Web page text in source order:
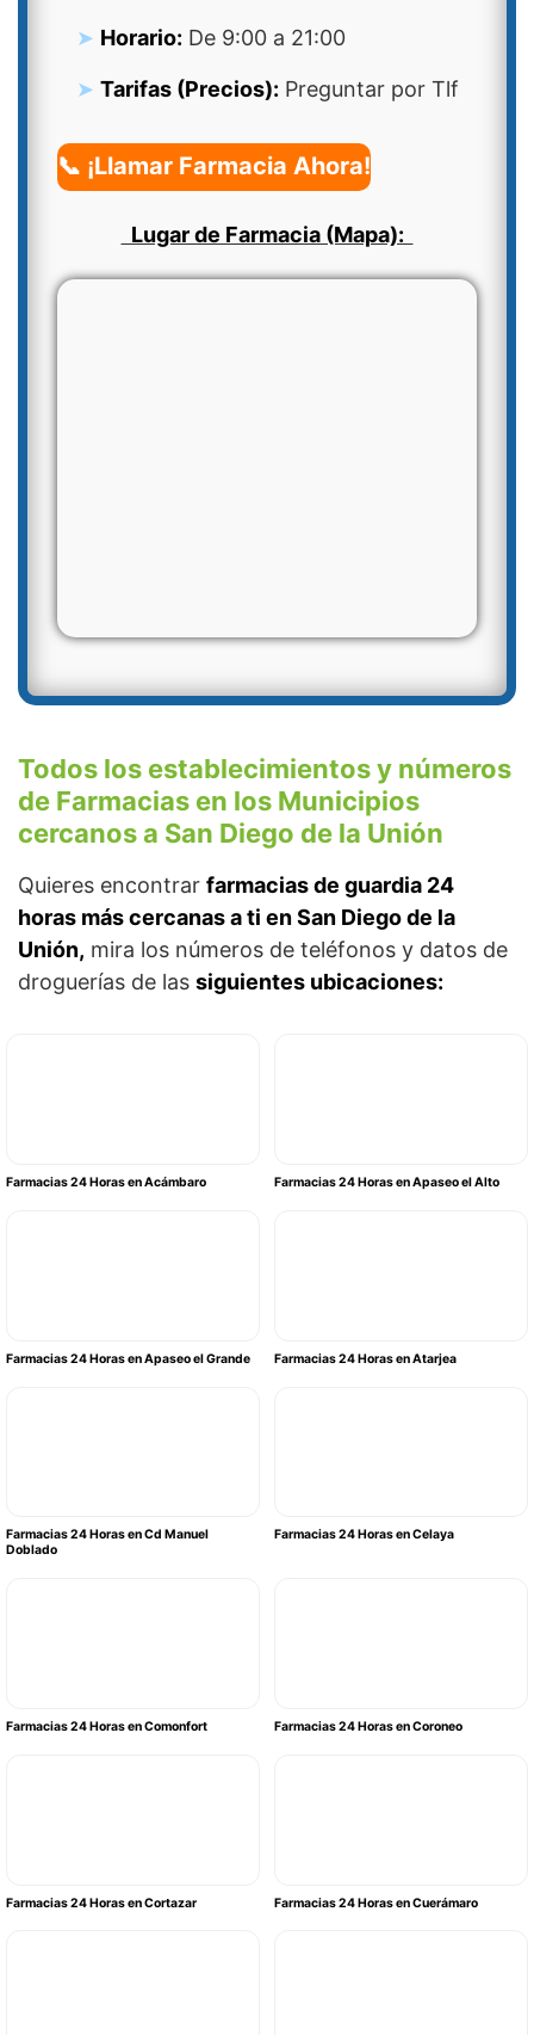
Horario: De 9:00 a 21:00
Tarifas (Precios): Preguntar por Tlf
📞 ¡Llamar Farmacia Ahora!
Lugar de Farmacia (Mapa):
Todos los establecimientos y números
de Farmacias en los Municipios
cercanos a San Diego de la Unión
Quieres encontrar farmacias de guardia 24
horas más cercanas a ti en San Diego de la
Unión, mira los números de teléfonos y datos de
droguerías de las siguientes ubicaciones:
Farmacias 24 Horas en Acámbaro Farmacias 24 Horas en Apaseo el Alto
Farmacias 24 Horas en Apaseo el Grande Farmacias 24 Horas en Atarjea
Farmacias 24 Horas en Cd Manuel
Doblado
Farmacias 24 Horas en Celaya
Farmacias 24 Horas en Comonfort Farmacias 24 Horas en Coroneo
Farmacias 24 Horas en Cortazar Farmacias 24 Horas en Cuerámaro